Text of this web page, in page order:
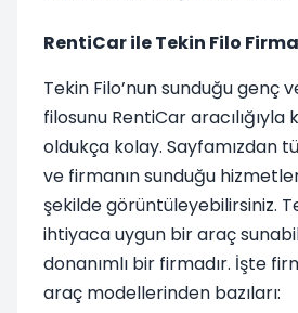
RentiCar ile Tekin Filo
Tekin Filo’nun sunduğu genç
filosunu RentiCar aracılığıyla
oldukça kolay. Sayfamızdan
ve firmanın sunduğu
şekilde görüntüleyebilirsiniz.
ihtiyaca uygun bir araç
donanımlı bir firmadır. İşte
araç modellerinden bazıları: